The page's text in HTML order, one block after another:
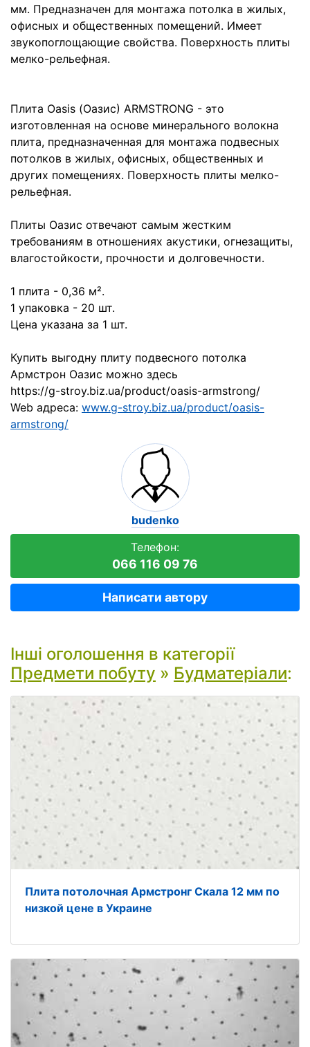
мм. Предназначен для монтажа потолка в жилых,
офисных и общественных помещений. Имеет
звукопоглощающие свойства. Поверхность плиты
мелко-рельефная.
Плита Oasis (Оазис) ARMSTRONG - это
изготовленная на основе минерального волокна
плита, предназначенная для монтажа подвесных
потолков в жилых, офисных, общественных и
других помещениях. Поверхность плиты мелко-
рельефная.
Плиты Оазис отвечают самым жестким
требованиям в отношениях акустики, огнезащиты,
влагостойкости, прочности и долговечности.
1 плита - 0,36 м².
1 упаковка - 20 шт.
Цена указана за 1 шт.
Купить выгодну плиту подвесного потолка
Армстрон Оазис можно здесь
https://g-stroy.biz.ua/product/oasis-armstrong/
Web адреса: www.g-stroy.biz.ua/product/oasis-
armstrong/
budenko
Телефон:
066 116 09 76
Написати автору
Інші оголошення в категорії
Предмети побуту » Будматеріали:
Плита потолочная Армстронг Скала 12 мм по
низкой цене в Украине